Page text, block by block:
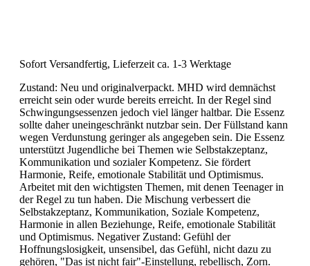
Sofort Versandfertig, Lieferzeit ca. 1-3 Werktage
Zustand: Neu und originalverpackt. MHD wird demnächst
erreicht sein oder wurde bereits erreicht. In der Regel sind
Schwingungsessenzen jedoch viel länger haltbar. Die Essenz
sollte daher uneingeschränkt nutzbar sein. Der Füllstand kann
wegen Verdunstung geringer als angegeben sein. Die Essenz
unterstützt Jugendliche bei Themen wie Selbstakzeptanz,
Kommunikation und sozialer Kompetenz. Sie fördert
Harmonie, Reife, emotionale Stabilität und Optimismus.
Arbeitet mit den wichtigsten Themen, mit denen Teenager in
der Regel zu tun haben. Die Mischung verbessert die
Selbstakzeptanz, Kommunikation, Soziale Kompetenz,
Harmonie in allen Beziehunge, Reife, emotionale Stabilität
und Optimismus. Negativer Zustand: Gefühl der
Hoffnungslosigkeit, unsensibel, das Gefühl, nicht dazu zu
gehören, "Das ist nicht fair"-Einstellung, rebellisch, Zorn.